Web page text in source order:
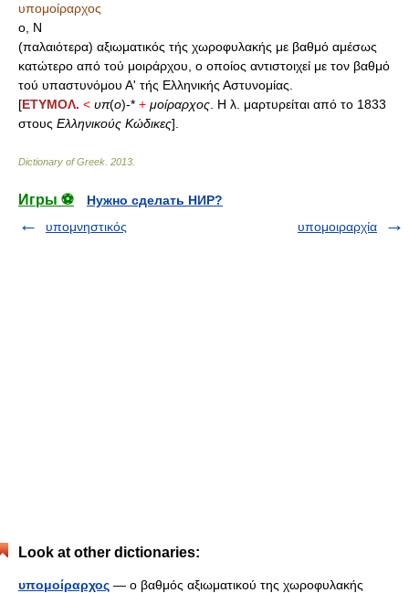
υπομοίραρχος
ο, Ν
(παλαιότερα) αξιωματικός τής χωροφυλακής με βαθμό αμέσως
κατώτερο από τού μοιράρχου, ο οποίος αντιστοιχεί με τον βαθμό
τού υπαστυνόμου Α' τής Ελληνικής Αστυνομίας.
[ΕΤΥΜΟΛ. < υπ(ο)-* + μοίραρχος . Η λ. μαρτυρείται από το 1833
στους Ελληνικούς Κώδικες].
Dictionary of Greek 2013
Игры ⚽
Нужно сделать НИР?
υπομνηστικός
υπομοιραρχία
Look at other dictionaries:
υπομοίραρχος — ο βαθμός αξιωματικού της χωροφυλακής